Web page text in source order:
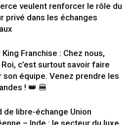
veulent renforcer le rôle du
privé dans les échanges
Franchise : Chez nous,
c’est surtout savoir faire
son équipe. Venez prendre les
! 👑 🍔
de libre-échange Union
– Inde : le secteur du luxe